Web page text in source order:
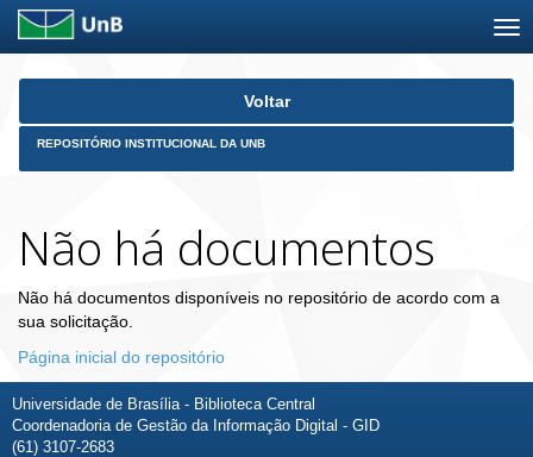
Skip
Voltar
REPOSITÓRIO INSTITUCIONAL DA UNB
Não há documentos
Não há documentos disponíveis no repositório de acordo com a
sua solicitação.
Página inicial do repositório
Universidade de Brasília - Biblioteca Central
Coordenadoria de Gestão da Informação Digital - GID
(61) 3107-2683